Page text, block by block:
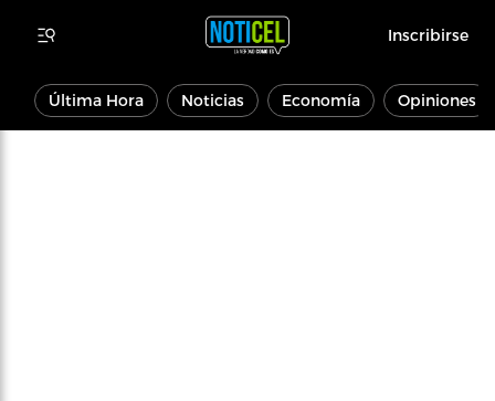
Inscribirse
Última Hora Noticias Economía Opiniones